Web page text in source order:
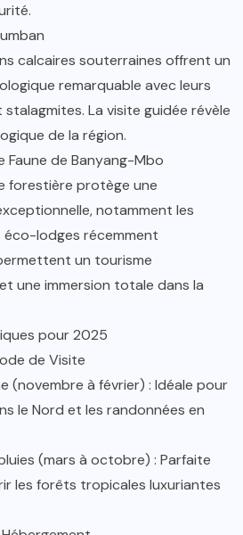
calcaires souterraines offrent un
remarquable avec leurs
La visite guidée révèle
de la région.
Faune de Banyang-Mbo
forestière protège une
notamment les
éco-lodges récemment
un tourisme
une immersion totale dans la
pour 2025
de Visite
(novembre à février) : Idéale pour
le Nord et les randonnées en
(mars à octobre) : Parfaite
les forêts tropicales luxuriantes